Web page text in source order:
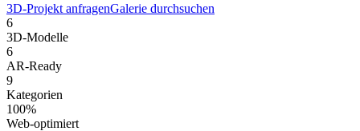
3D-Projekt anfragenGalerie durchsuchen
6
3D-Modelle
6
AR-Ready
9
Kategorien
100%
Web-optimiert